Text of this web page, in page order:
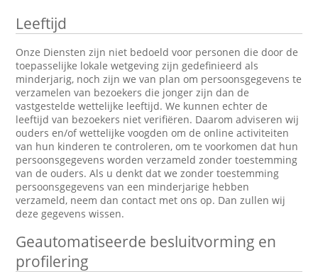
Leeftijd
Onze Diensten zijn niet bedoeld voor personen die door de
toepasselijke lokale wetgeving zijn gedefinieerd als
minderjarig, noch zijn we van plan om persoonsgegevens te
verzamelen van bezoekers die jonger zijn dan de
vastgestelde wettelijke leeftijd. We kunnen echter de
leeftijd van bezoekers niet verifiëren. Daarom adviseren wij
ouders en/of wettelijke voogden om de online activiteiten
van hun kinderen te controleren, om te voorkomen dat hun
persoonsgegevens worden verzameld zonder toestemming
van de ouders. Als u denkt dat we zonder toestemming
persoonsgegevens van een minderjarige hebben
verzameld, neem dan contact met ons op. Dan zullen wij
deze gegevens wissen.
Geautomatiseerde besluitvorming en
profilering